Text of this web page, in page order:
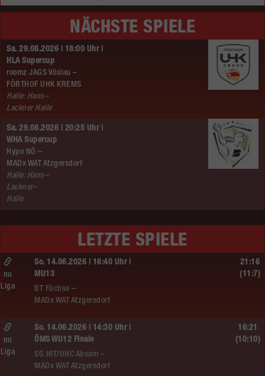
NÄCHSTE SPIELE
Sa. 29.08.2026 | 18:00 Uhr |
HLA Supercup
roomz JAGS Vöslau –
FÖRTHOF UHK KREMS
Halle: Hans–
Lackner Halle
Sa. 29.08.2026 | 20:25 Uhr |
WHA Supercup
Hypo NÖ –
MADx WAT Atzgersdorf
Halle: Hans–
Lackner–
Halle
LETZTE SPIELE
So. 14.06.2026 | 16:40 Uhr |
MU13
BT Füchse –
MADx WAT Atzgersdorf
nu
Liga
21:16
(11:7)
So. 14.06.2026 | 14:30 Uhr |
ÖMS WU12 Finale
SG HIT/UHC Absam –
MADx WAT Atzgersdorf
nu
Liga
16:21
(10:10)